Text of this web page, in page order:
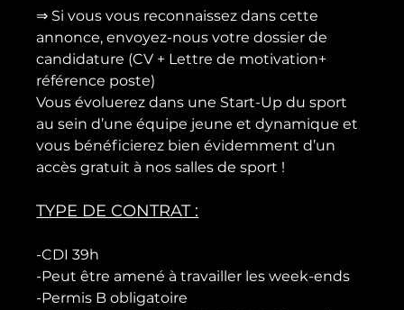
⇒ Si vous vous reconnaissez dans cette
annonce, envoyez-nous votre dossier de
candidature (CV + Lettre de motivation+
référence poste)
Vous évoluerez dans une Start-Up du sport
au sein d’une équipe jeune et dynamique et
vous bénéficierez bien évidemment d’un
TYPE DE CONTRAT :
-CDI 39h
-Peut être amené à travailler les week-ends
-Permis B obligatoire